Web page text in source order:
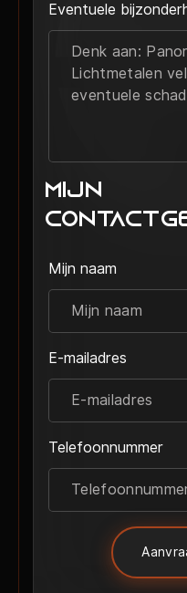
Eventuele
Mijn
Mijn naam
E-mailadres
Telefoonnummer